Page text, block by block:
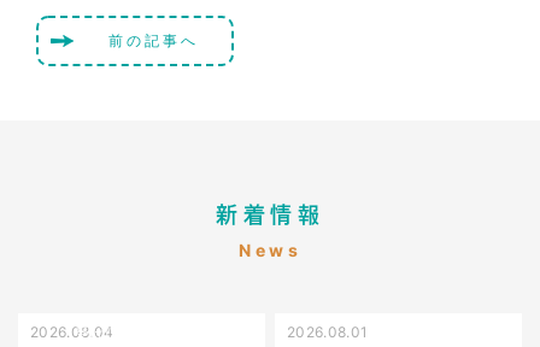
前の記事へ
新着情報
News
受け口（しゃくれている）
2026.08.04 2026.08.01